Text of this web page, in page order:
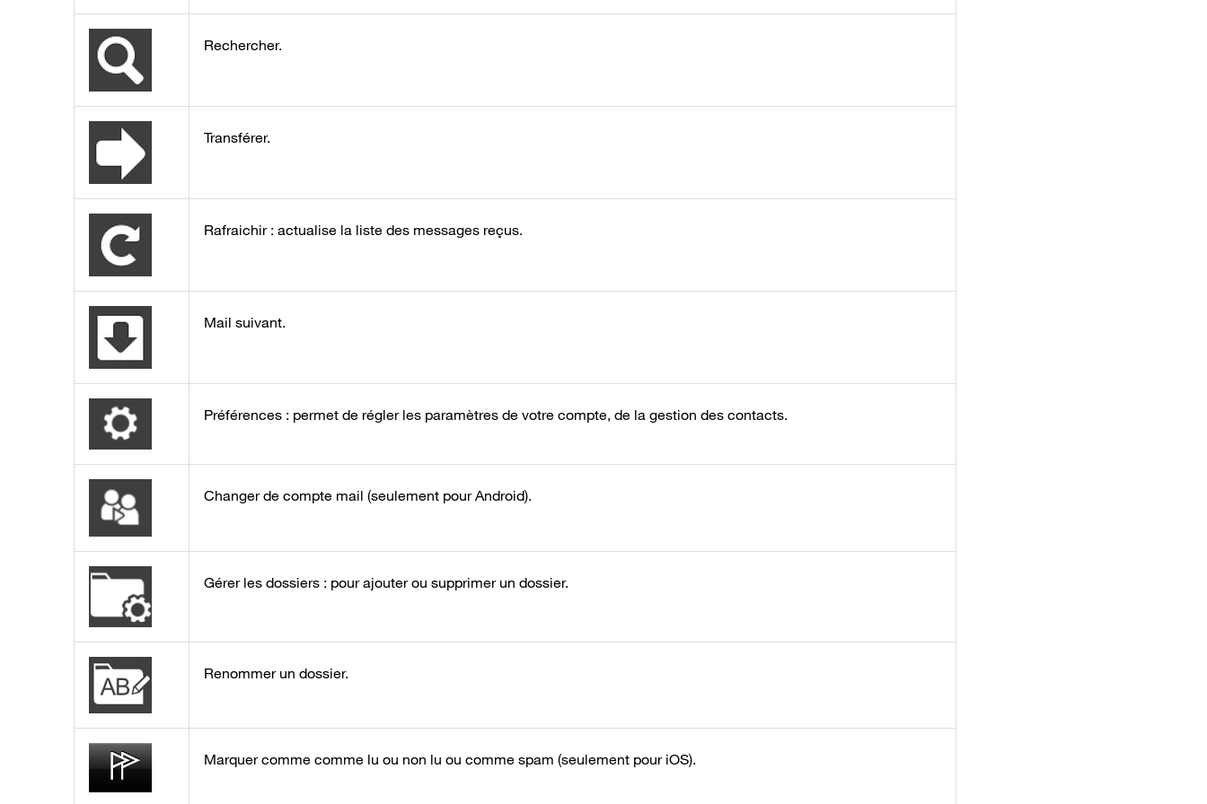
Rechercher.
Transférer.
Rafraichir : actualise la liste des messages reçus.
Mail suivant.
Préférences : permet de régler les paramètres de votre compte, de la gestion des contacts.
Changer de compte mail (seulement pour Android).
Gérer les dossiers : pour ajouter ou supprimer un dossier.
Renommer un dossier.
Marquer comme comme lu ou non lu ou comme spam (seulement pour iOS).